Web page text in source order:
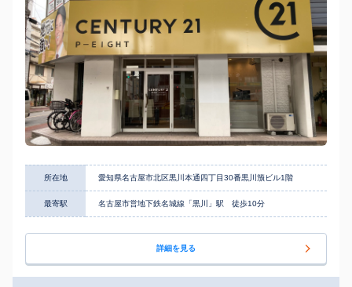
所在地 愛知県名古屋市北区黒川本通四丁目30番黒川籏ビル1階
最寄駅 名古屋市営地下鉄名城線「黒川」駅 徒歩10分
詳細を見る